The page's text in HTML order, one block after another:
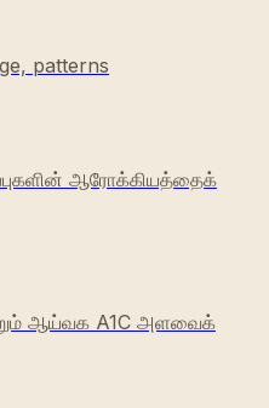
patterns
ஆரோக்கியத்தைக்
ஆய்வக A1C அளவைக்